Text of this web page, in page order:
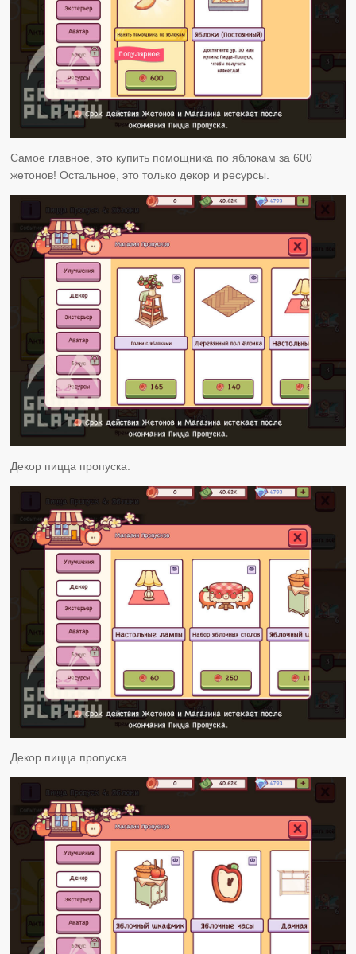
Самое главное, это купить помощника по яблокам за 600
жетонов! Остальное, это только декор и ресурсы.
Декор пицца пропуска.
Декор пицца пропуска.